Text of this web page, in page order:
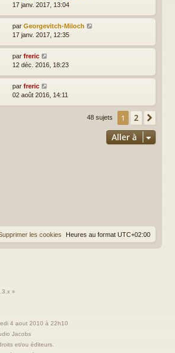
17 janv. 2017, 13:04
par Georgevitch-Miloch
17 janv. 2017, 12:35
par freric
12 déc. 2016, 18:23
par freric
02 août 2016, 14:11
48 sujets 1 2
Aller à
Heures au format UTC+02:00
les cookies
»
4 aout 2010 à 22h10
Jacobs
et/ou éditeurs.